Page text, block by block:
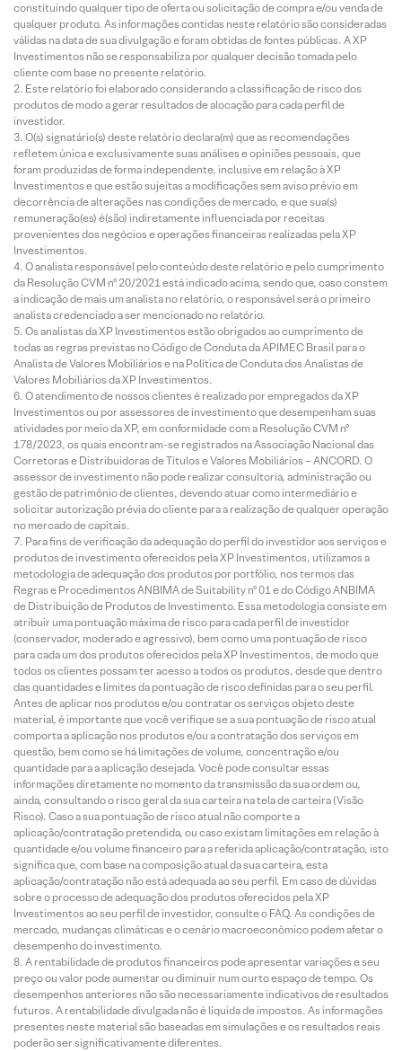
Resulta
dos do
2T26:
Resulta
dos em
linha
cias
operaci
onais
sólidas
e
da por
nova
reciclag
em de
ativos
dos do
2T26 –
AXIA,
AURE,
CPLE e
2T26:
constituindo qualquer tipo de oferta ou solicitação de compra e/ou venda de
qualquer produto. As informações contidas neste relatório são consideradas
válidas na data de sua divulgação e foram obtidas de fontes públicas. A XP
Investimentos não se responsabiliza por qualquer decisão tomada pelo
cliente com base no presente relatório.
Este relatório foi elaborado considerando a classificação de risco dos
produtos de modo a gerar resultados de alocação para cada perfil de
investidor.
O(s) signatário(s) deste relatório declara(m) que as recomendações
refletem única e exclusivamente suas análises e opiniões pessoais, que
foram produzidas de forma independente, inclusive em relação à XP
Investimentos e que estão sujeitas a modificações sem aviso prévio em
decorrência de alterações nas condições de mercado, e que sua(s)
remuneração(es) é(são) indiretamente influenciada por receitas
provenientes dos negócios e operações financeiras realizadas pela XP
Investimentos.
O analista responsável pelo conteúdo deste relatório e pelo cumprimento
da Resolução CVM nº 20/2021 está indicado acima, sendo que, caso constem
a indicação de mais um analista no relatório, o responsável será o primeiro
analista credenciado a ser mencionado no relatório.
Os analistas da XP Investimentos estão obrigados ao cumprimento de
todas as regras previstas no Código de Conduta da APIMEC Brasil para o
Analista de Valores Mobiliários e na Política de Conduta dos Analistas de
Valores Mobiliários da XP Investimentos.
O atendimento de nossos clientes é realizado por empregados da XP
Investimentos ou por assessores de investimento que desempenham suas
atividades por meio da XP, em conformidade com a Resolução CVM nº
178/2023, os quais encontram-se registrados na Associação Nacional das
Corretoras e Distribuidoras de Títulos e Valores Mobiliários – ANCORD. O
assessor de investimento não pode realizar consultoria, administração ou
gestão de patrimônio de clientes, devendo atuar como intermediário e
solicitar autorização prévia do cliente para a realização de qualquer operação
no mercado de capitais.
Para fins de verificação da adequação do perfil do investidor aos serviços e
produtos de investimento oferecidos pela XP Investimentos, utilizamos a
metodologia de adequação dos produtos por portfólio, nos termos das
Regras e Procedimentos ANBIMA de Suitability nº 01 e do Código ANBIMA
de Distribuição de Produtos de Investimento. Essa metodologia consiste em
atribuir uma pontuação máxima de risco para cada perfil de investidor
(conservador, moderado e agressivo), bem como uma pontuação de risco
para cada um dos produtos oferecidos pela XP Investimentos, de modo que
todos os clientes possam ter acesso a todos os produtos, desde que dentro
das quantidades e limites da pontuação de risco definidas para o seu perfil.
Antes de aplicar nos produtos e/ou contratar os serviços objeto deste
material, é importante que você verifique se a sua pontuação de risco atual
comporta a aplicação nos produtos e/ou a contratação dos serviços em
questão, bem como se há limitações de volume, concentração e/ou
quantidade para a aplicação desejada. Você pode consultar essas
informações diretamente no momento da transmissão da sua ordem ou,
ainda, consultando o risco geral da sua carteira na tela de carteira (Visão
Risco). Caso a sua pontuação de risco atual não comporte a
aplicação/contratação pretendida, ou caso existam limitações em relação à
quantidade e/ou volume financeiro para a referida aplicação/contratação, isto
significa que, com base na composição atual da sua carteira, esta
aplicação/contratação não está adequada ao seu perfil. Em caso de dúvidas
sobre o processo de adequação dos produtos oferecidos pela XP
Investimentos ao seu perfil de investidor, consulte o FAQ. As condições de
mercado, mudanças climáticas e o cenário macroeconômico podem afetar o
desempenho do investimento.
A rentabilidade de produtos financeiros pode apresentar variações e seu
preço ou valor pode aumentar ou diminuir num curto espaço de tempo. Os
desempenhos anteriores não são necessariamente indicativos de resultados
futuros. A rentabilidade divulgada não é líquida de impostos. As informações
presentes neste material são baseadas em simulações e os resultados reais
poderão ser significativamente diferentes.